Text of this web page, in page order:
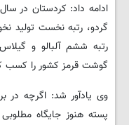
ادامه داد: کردستان در
گردو، رتبه نخست تولید
رتبه ششم آلبالو و
گوشت قرمز کشور را کسب
وی یادآور شد: اگرچه در
پسته هنوز جایگاه مطلوبی